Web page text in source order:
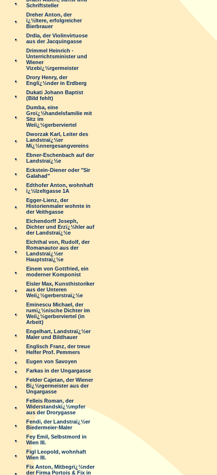
Schriftsteller
Dreher Anton, der
ï¿½ltere, erfolgreicher
Bierbrauer
Drdla, der Violinvirtuose
aus der Jacquingasse
Drimmel Heinrich -
Unterrichtsminister und
Wiener
Vizebï¿½rgermeister
Drory Henry, der
Englï¿½nder in Erdberg
Dukati Johann Baptist
(Bild fehlt)
Dumba, eine
Groï¿½handelsfamilie mit
Sitz im
Weiï¿½gerberviertel
Dworzak Karl, Leiter des
Landstraï¿½er
Mï¿½nnergesangvereins
Ebner-Eschenbach auf der
Landstraï¿½e
Eckstein-Diener oder "Sir
Galahad"
Edthofer Anton, wohnhaft
ï¿½lzeltgasse 1A
Egger-Lienz, der
Historienmaler wohnte in
der Veithgasse
Eichendorff Joseph,
Dichter und Erzï¿½hler auf
der Landstraï¿½e
Eichthal von, Rudolf, der
Romanautor aus der
Landstraï¿½er
Hauptstraï¿½e
Einem von Gottfried, ein
moderner Komponist
Eisler Max, Kunsthistoriker
aus der Unteren
Weiï¿½gerberstraï¿½e
Eminescu Michael, der
rumï¿½nische Dichter im
Weiï¿½gerberviertel (in
Arbeit)
Engelhart, Landstraï¿½er
Maler und Bildhauer
Englisch Franz, der treue
Helfer Prof. Pemmers
Eugen von Savoyen
Farkas in der Ungargasse
Felder Cajetan, der Wiener
Bï¿½rgermeister aus der
Ungargasse
Felleis Roman, der
Widerstandskï¿½mpfer
aus der Drorygasse
Fendi, der Landstraï¿½er
Biedermeier-Maler
Fey Emil, Selbstmord in
Wien III.
Figl Leopold, wohnhaft
Wien III.
Fix Anton, Mitbegrï¿½nder
der Firma Portois & Fix in